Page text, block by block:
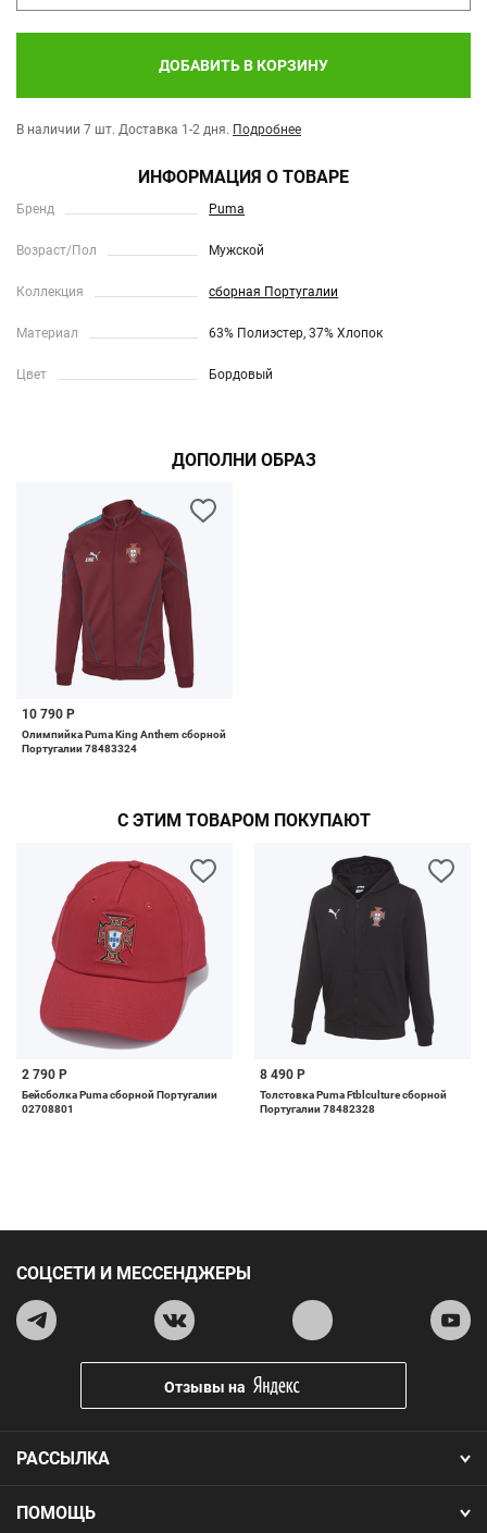
ДОБАВИТЬ В КОРЗИНУ
В наличии 7 шт. Доставка 1-2 дня. Подробнее
ИНФОРМАЦИЯ О ТОВАРЕ
Бренд Puma
Возраст/Пол Мужской
Коллекция сборная Португалии
Материал 63% Полиэстер, 37% Хлопок
Цвет Бордовый
ДОПОЛНИ ОБРАЗ
10 790 Р
Олимпийка Puma King Anthem сборной
Португалии 78483324
С ЭТИМ ТОВАРОМ ПОКУПАЮТ
2 790 Р
Бейсболка Puma сборной Португалии
02708801
8 490 Р
Толстовка Puma Ftblculture сборной
Португалии 78482328
ПОМОЩЬ
РАССЫЛКА
СОЦСЕТИ И МЕССЕНДЖЕРЫ
Отзывы на